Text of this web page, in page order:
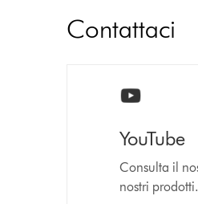
Contattaci
YouTube
Consulta il
nostri prodotti.